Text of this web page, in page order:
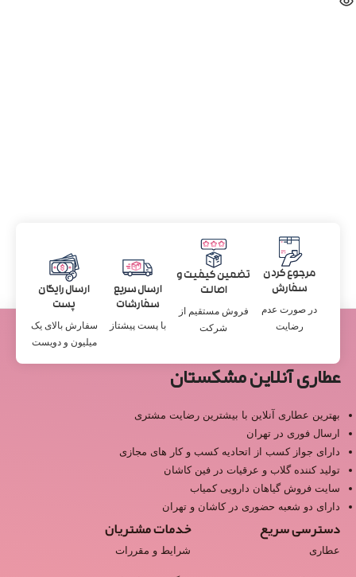
مرجوع کردن
سفارش
در صورت عدم
رضایت
تضمین کیفیت و
اصالت
فروش مستقیم از
شرکت
ارسال سریع
سفارشات
با پست پیشتاز
ارسال رایگان
پست
سفارش بالای یک
میلیون و دویست
عطاری آنلاین مشکستان
بهترین عطاری آنلاین با بیشترین رضایت مشتری
ارسال فوری در تهران
دارای جواز کسب از اتحادیه کسب و کار های مجازی
تولید کننده گلاب و عرقیات در فین کاشان
سایت فروش گیاهان دارویی کمیاب
دارای دو شعبه حضوری در کاشان و تهران
دسترسی سریع
عطاری
خدمات مشتریان
شرایط و مقررات